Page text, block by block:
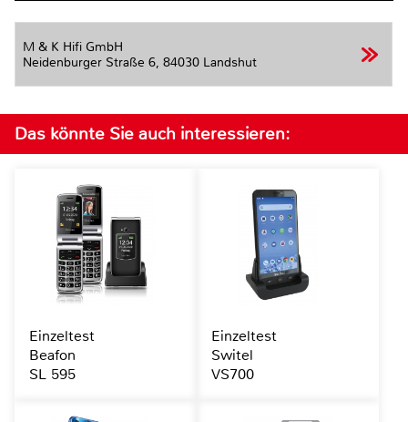
M & K Hifi GmbH
Neidenburger Straße 6, 84030 Landshut
Das könnte Sie auch interessieren:
Einzeltest
Beafon
SL 595
Einzeltest
Switel
VS700